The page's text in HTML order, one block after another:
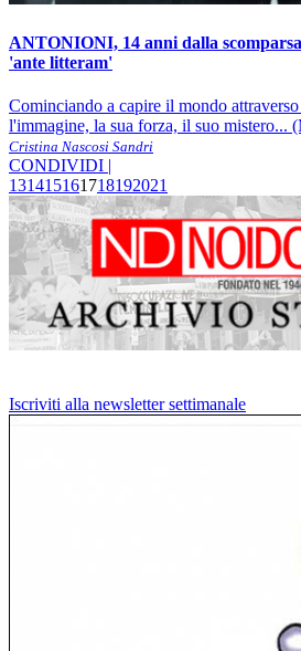
ANTONIONI, 14 anni dalla
'ante litteram'
Cominciando a capire il mondo
l'immagine, la sua forza, il suo
Cristina Nascosi Sandri
CONDIVIDI |
131415161718192021
Iscriviti alla newsletter settimanale